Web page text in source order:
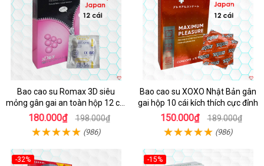
Bao cao su Romax 3D siêu
mỏng gân gai an toàn hộp 12 cái
giá tốt
180.000₫ 198.000₫
(986)
Bao cao su XOXO Nhật Bản gân
gai hộp 10 cái kích thích cực đỉnh
150.000₫ 189.000₫
(986)
-32%
-15%